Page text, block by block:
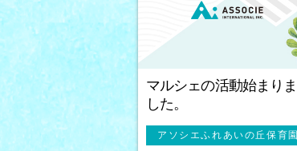
マルシェの活動始まりま
した。
アソシエふれあいの丘保育園